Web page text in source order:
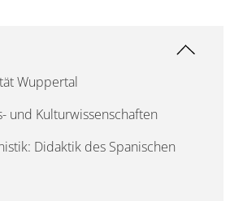
Wuppertal
und Kulturwissenschaften
Didaktik des Spanischen